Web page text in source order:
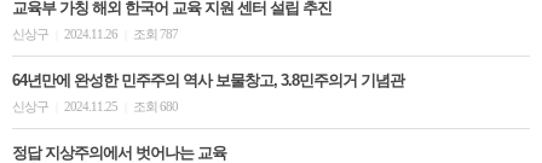
교육부 가칭 해외 한국어 교육 지원 센터 설립 추진
신상구 2024.11.26 조회 787
64년만에 완성한 민주주의 역사 보물창고, 3.8민주의거 기념관
신상구 2024.11.25 조회 680
정답 지상주의에서 벗어나는 교육